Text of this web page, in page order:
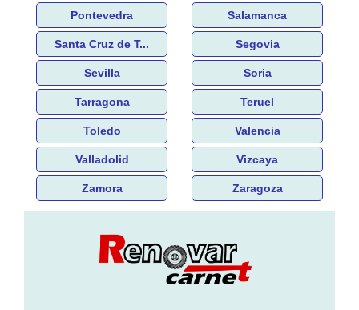
Pontevedra Salamanca
Santa Cruz de T... Segovia
Sevilla Soria
Tarragona Teruel
Toledo Valencia
Valladolid Vizcaya
Zamora Zaragoza